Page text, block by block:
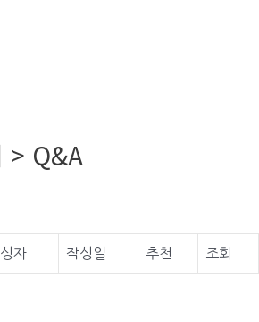
> Q&A
자 작성일 추천 조회